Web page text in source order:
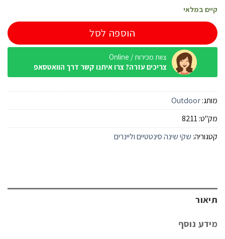
קיים במלאי
הוספה לסל
צוות מכירות / Online
צריכים עזרה? צרו איתנו קשר דרך הוואטסאפ
מותג:Outdoor
מק"ט:8211
קטגוריה: שקי שינה סינטטיים וליינרים
תיאור
מידע נוסף